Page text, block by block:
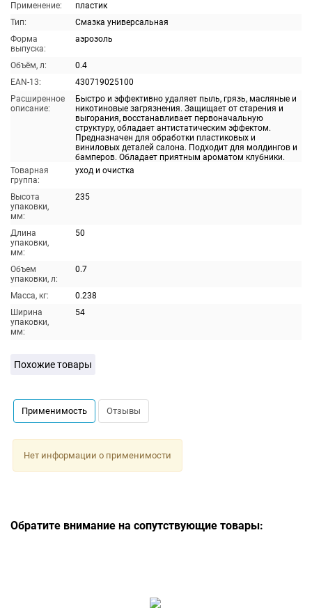
Применение:
пластик
Тип:
Смазка универсальная
Форма
выпуска:
аэрозоль
Объём, л:
0.4
EAN-13:
430719025100
Расширенное
описание:
Быстро и эффективно удаляет пыль, грязь, масляные и
никотиновые загрязнения. Защищает от старения и
выгорания, восстанавливает первоначальную
структуру, обладает антистатическим эффектом.
Предназначен для обработки пластиковых и
виниловых деталей салона. Подходит для молдингов и
бамперов. Обладает приятным ароматом клубники.
Товарная
группа:
уход и очистка
Высота
упаковки,
мм:
235
Длина
упаковки,
мм:
50
Объем
упаковки, л:
0.7
Масса, кг:
0.238
Ширина
упаковки,
мм:
54
Похожие товары
Применимость Отзывы
Нет информации о применимости
Обратите внимание на сопутствующие товары: